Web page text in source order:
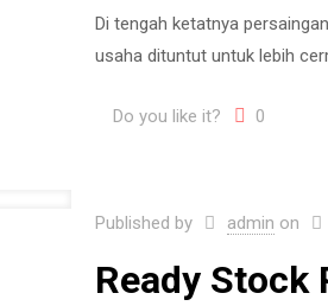
Di tengah ketatnya
usaha dituntut untuk lebih
Do you like it? 0
Published by admin on
Ready Stock